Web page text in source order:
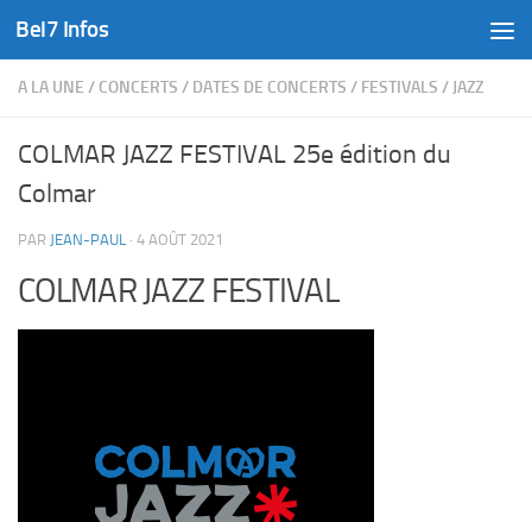
Skip to content
Bel7 Infos
A LA UNE / CONCERTS / DATES DE CONCERTS / FESTIVALS / JAZZ
COLMAR JAZZ FESTIVAL 25e édition du
Colmar
PAR JEAN-PAUL · 4 AOÛT 2021
COLMAR JAZZ FESTIVAL